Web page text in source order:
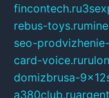
fincontech.ru
rebus-toys.ru
seo-
card-voice.ru
domizbrusa-
a380club.ru